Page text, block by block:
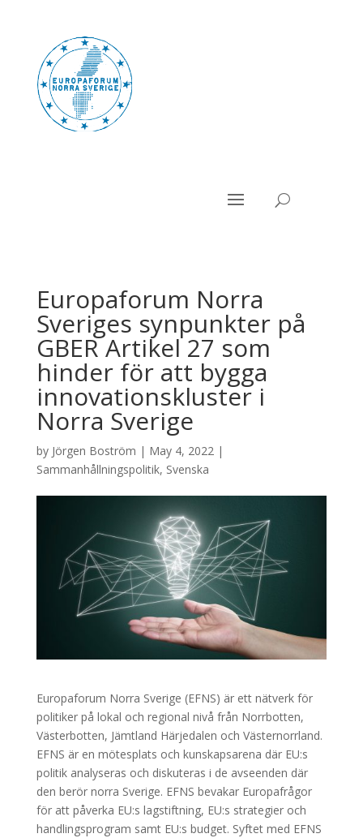
Europaforum Norra
Sveriges synpunkter på
GBER Artikel 27 som
hinder för att bygga
innovationskluster i
Norra Sverige
by Jörgen Boström | May 4, 2022|
Sammanhållningspolitik, Svenska
Europaforum Norra Sverige (EFNS) är ett nätverk för
politiker på lokal och regional nivå från Norrbotten,
Västerbotten, Jämtland Härjedalen och Västernorrland.
EFNS är en mötesplats och kunskapsarena där EU:s
politik analyseras och diskuteras i de avseenden där
den berör norra Sverige. EFNS bevakar Europafrågor
för att påverka EU:s lagstiftning, EU:s strategier och
handlingsprogram samt EU:s budget. Syftet med EFNS